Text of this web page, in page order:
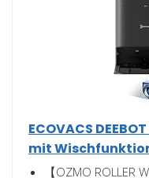
ECOVACS
mit
【OZMO